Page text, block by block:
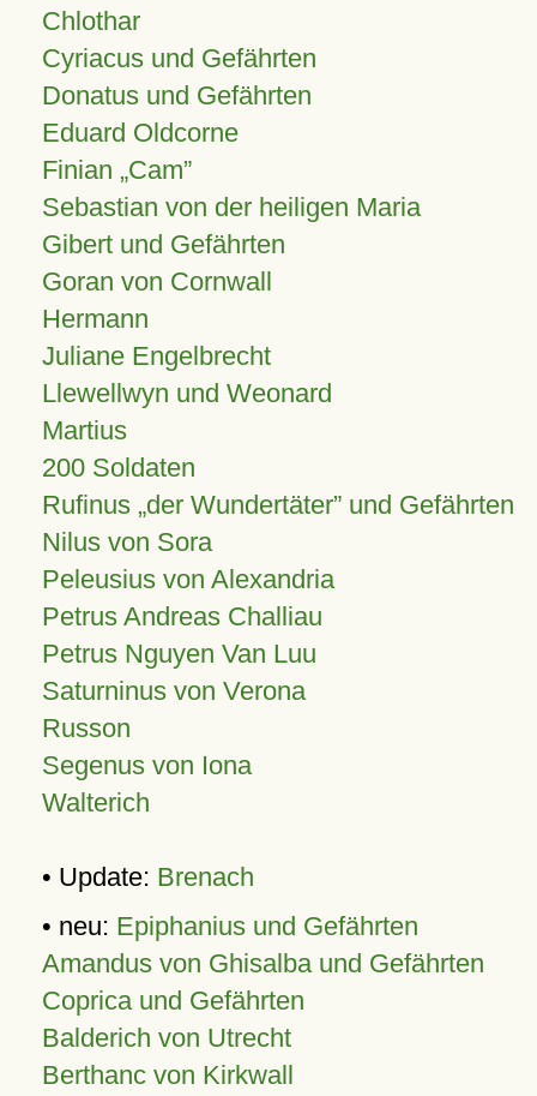
Chlothar
Cyriacus und Gefährten
Donatus und Gefährten
Eduard Oldcorne
Finian Cam
Sebastian von der heiligen Maria
Gibert und Gefährten
Goran von Cornwall
Hermann
Juliane Engelbrecht
Llewellwyn und Weonard
Martius
200 Soldaten
Rufinus „der Wundertäter” und Gefährten
Nilus von Sora
Peleusius von Alexandria
Petrus Andreas Challiau
Petrus Nguyen Van Luu
Saturninus von Verona
Russon
Segenus von Iona
Walterich
• Update: Brenach
• neu: Epiphanius und Gefährten
Amandus von Ghisalba und Gefährten
Coprica und Gefährten
Balderich von Utrecht
Berthanc von Kirkwall